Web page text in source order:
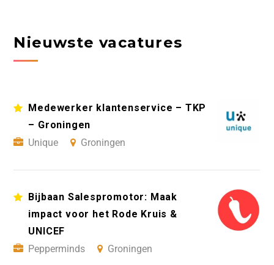
Nieuwste vacatures
Medewerker klantenservice – TKP
– Groningen
Unique
Groningen
Bijbaan Salespromotor: Maak
impact voor het Rode Kruis &
UNICEF
Pepperminds
Groningen